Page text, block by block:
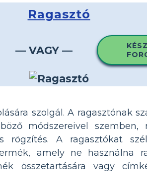
Ragasztó
— VAGY —
szolgál. A ragasztónak
módszereivel
rögzítés. A ragasztókat
amely ne használna
összetartására vagy